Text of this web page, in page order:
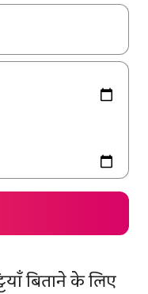
की' का इस्तेमाल करके नेविगेट
बिताने के लिए